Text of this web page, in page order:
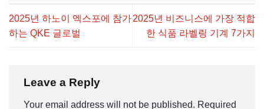
2025년 하노이 엑스포에 참가
하는 QKE 글로벌
2025년 비즈니스에 가장 적합
한 식품 라벨링 기계 7가지
Leave a Reply
Your email address will not be published. Required